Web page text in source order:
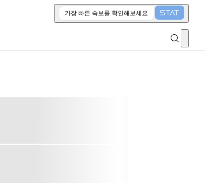
가장 빠른 속보를 확인해보세요